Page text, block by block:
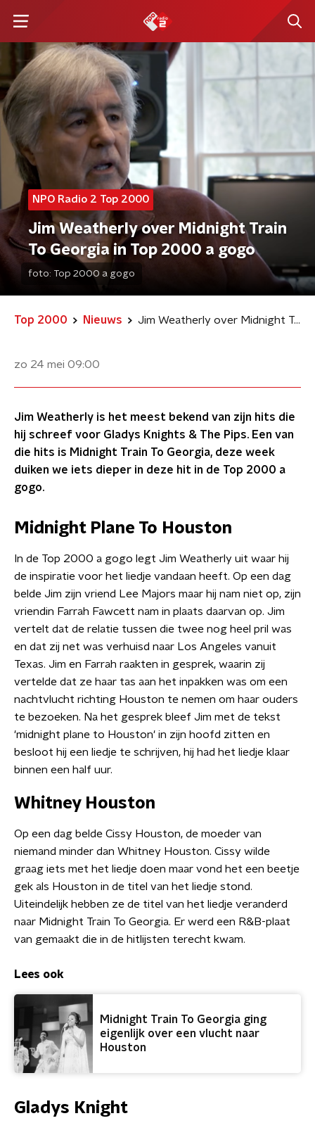
NPO Radio 2 Top 2000
Jim Weatherly over Midnight Train
To Georgia in Top 2000 a gogo
foto: Top 2000 a gogo
Top 2000 Nieuws Jim Weatherly over Midnight Train To Georgia in Top 2000 a gogo
zo 24 mei 09:00
Jim Weatherly is het meest bekend van zijn hits die
hij schreef voor Gladys Knights & The Pips. Een van
die hits is Midnight Train To Georgia, deze week
duiken we iets dieper in deze hit in de Top 2000 a
gogo.
Midnight Plane To Houston
In de Top 2000 a gogo legt Jim Weatherly uit waar hij
de inspiratie voor het liedje vandaan heeft. Op een dag
belde Jim zijn vriend Lee Majors maar hij nam niet op, zijn
vriendin Farrah Fawcett nam in plaats daarvan op. Jim
vertelt dat de relatie tussen die twee nog heel pril was
en dat zij net was verhuisd naar Los Angeles vanuit
Texas. Jim en Farrah raakten in gesprek, waarin zij
vertelde dat ze haar tas aan het inpakken was om een
nachtvlucht richting Houston te nemen om haar ouders
te bezoeken. Na het gesprek bleef Jim met de tekst
'midnight plane to Houston' in zijn hoofd zitten en
besloot hij een liedje te schrijven, hij had het liedje klaar
binnen een half uur.
Whitney Houston
Op een dag belde Cissy Houston, de moeder van
niemand minder dan Whitney Houston. Cissy wilde
graag iets met het liedje doen maar vond het een beetje
gek als Houston in de titel van het liedje stond.
Uiteindelijk hebben ze de titel van het liedje veranderd
naar Midnight Train To Georgia. Er werd een R&B-plaat
van gemaakt die in de hitlijsten terecht kwam.
Lees ook
Midnight Train To Georgia ging
eigenlijk over een vlucht naar
Houston
Gladys Knight